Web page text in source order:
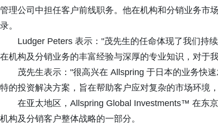
管理公司中担任客户前线职务。他在机构和分销业务市
录。
Ludger Peters 表示："茂先生的任命体现了我们持
在机构及分销业务的丰富经验与深厚的专业知识，对于
茂先生表示："很高兴在 Allspring 于日本的业务快
特的投资解决方案，旨在帮助客户应对复杂的市场环境
在亚太地区，Allspring Global Investments™ 在东
机构及分销客户整体战略的一部分。